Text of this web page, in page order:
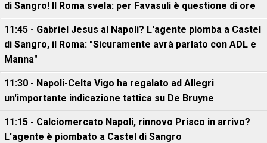
di Sangro! Il Roma svela: per Favasuli è questione di ore
11:45 - Gabriel Jesus al Napoli? L'agente piomba a Castel
di Sangro, il Roma: "Sicuramente avrà parlato con ADL e
Manna"
11:30 - Napoli-Celta Vigo ha regalato ad Allegri
un'importante indicazione tattica su De Bruyne
11:15 - Calciomercato Napoli, rinnovo Prisco in arrivo?
L'agente è piombato a Castel di Sangro